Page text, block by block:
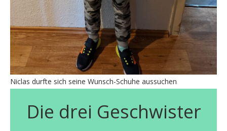
Niclas durfte sich seine Wunsch-Schuhe aussuchen
Die drei Geschwister